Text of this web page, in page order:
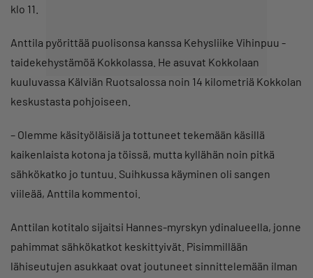
klo 11.
Anttila pyörittää puolisonsa kanssa Kehysliike Vihinpuu -
taidekehystämöä Kokkolassa. He asuvat Kokkolaan
kuuluvassa Kälviän Ruotsalossa noin 14 kilometriä Kokkolan
keskustasta pohjoiseen.
– Olemme käsityöläisiä ja tottuneet tekemään käsillä
kaikenlaista kotona ja töissä, mutta kyllähän noin pitkä
sähkökatko jo tuntuu. Suihkussa käyminen oli sangen
viileää, Anttila kommentoi.
Anttilan kotitalo sijaitsi Hannes-myrskyn ydinalueella, jonne
pahimmat sähkökatkot keskittyivät. Pisimmillään
lähiseutujen asukkaat ovat joutuneet sinnittelemään ilman